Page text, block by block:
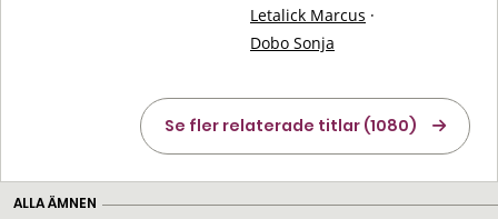
Letalick Marcus ·
Dobo Sonja
Se fler relaterade titlar (1080)
ALLA ÄMNEN